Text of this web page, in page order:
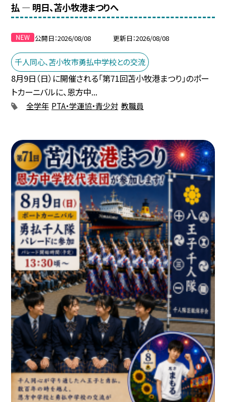
払 ― 明日、苫小牧港まつりへ
公開日 2026/08/08 更新日 2026/08/08
千人同心、苫小牧市勇払中学校との交流
8月9日（日）に開催される「第71回苫小牧港まつり」のポー
トカーニバルに、恩方中...
全学年 PTA・学運協・青少対 教職員